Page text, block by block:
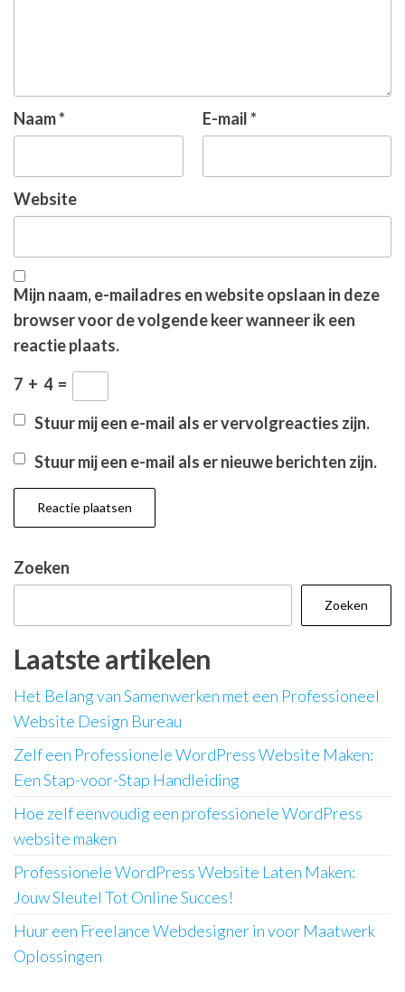
Naam* E-mail*
Website
Mijn naam, e-mailadres en website opslaan in deze
browser voor de volgende keer wanneer ik een
reactie plaats.
7 + 4 =
Stuur mij een e-mail als er vervolgreacties zijn.
Stuur mij een e-mail als er nieuwe berichten zijn.
Zoeken
Zoeken
Laatste artikelen
Het Belang van Samenwerken met een Professioneel
Website Design Bureau
Zelf een Professionele WordPress Website Maken:
Een Stap-voor-Stap Handleiding
Hoe zelf eenvoudig een professionele WordPress
website maken
Professionele WordPress Website Laten Maken:
Jouw Sleutel Tot Online Succes!
Huur een Freelance Webdesigner in voor Maatwerk
Oplossingen